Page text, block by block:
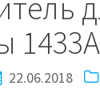
22.06.2018